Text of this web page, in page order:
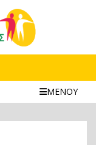
ΜΕΝΟΥ